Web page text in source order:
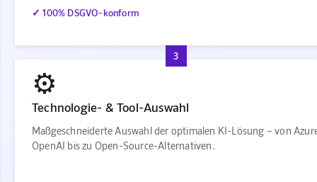
✓ 100% DSGVO-konform
3
⚙️
Technologie- & Tool-Auswahl
Maßgeschneiderte Auswahl der optimalen KI-Lösung – von
OpenAI bis zu Open-Source-Alternativen.